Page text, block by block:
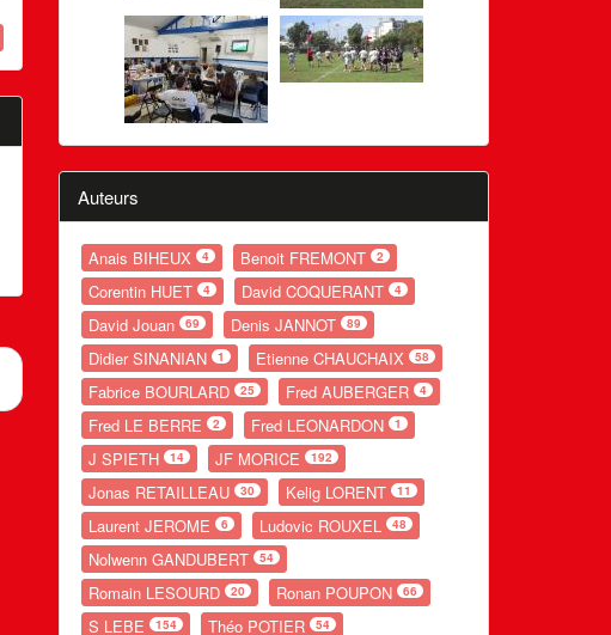
Auteurs
Anais BIHEUX 4 Benoit FREMONT 2
Corentin HUET 4 David COQUERANT 4
David Jouan 69 Denis JANNOT 89
Didier SINANIAN 1 Etienne CHAUCHAIX 58
Fabrice BOURLARD 25 Fred AUBERGER 4
Fred LE BERRE 2 Fred LEONARDON 1
J SPIETH 14 JF MORICE 192
Jonas RETAILLEAU 30 Kelig LORENT 11
Laurent JEROME 6 Ludovic ROUXEL 48
Nolwenn GANDUBERT 54
Romain LESOURD 20 Ronan POUPON 66
S LEBE 154 Théo POTIER 54